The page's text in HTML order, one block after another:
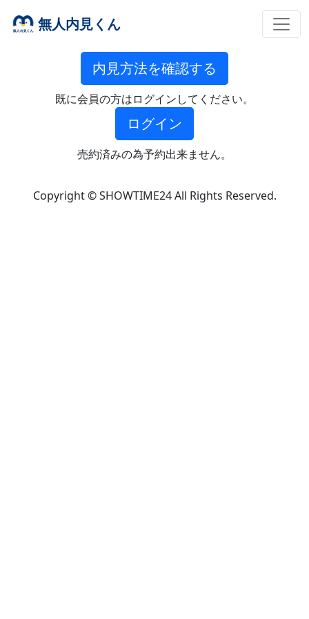
無人内見くん
内見方法を確認する
既に会員の方はログインしてください。
ログイン
売約済みの為予約出来ません。
Copyright © SHOWTIME24 All Rights Reserved.